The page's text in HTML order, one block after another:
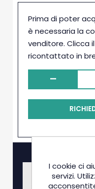
Prima di poter
è necessaria la
venditore. Clicca
ricontattato in
-
I cookie ci
servizi.